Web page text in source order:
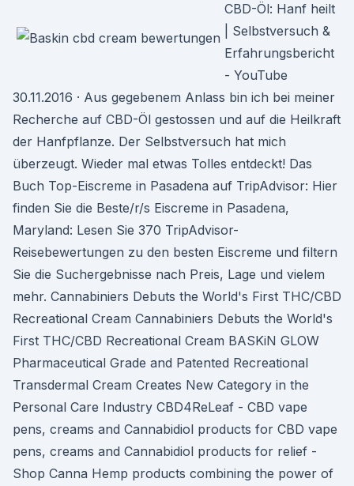
CBD-Öl: Hanf heilt
| Selbstversuch &
Erfahrungsbericht
- YouTube
30.11.2016 · Aus gegebenem Anlass bin ich bei meiner
Recherche auf CBD-Öl gestossen und auf die Heilkraft
der Hanfpflanze. Der Selbstversuch hat mich
überzeugt. Wieder mal etwas Tolles entdeckt! Das
Buch Top-Eiscreme in Pasadena auf TripAdvisor: Hier
finden Sie die Beste/r/s Eiscreme in Pasadena,
Maryland: Lesen Sie 370 TripAdvisor-
Reisebewertungen zu den besten Eiscreme und filtern
Sie die Suchergebnisse nach Preis, Lage und vielem
mehr. Cannabiniers Debuts the World's First THC/CBD
Recreational Cream Cannabiniers Debuts the World's
First THC/CBD Recreational Cream BASKiN GLOW
Pharmaceutical Grade and Patented Recreational
Transdermal Cream Creates New Category in the
Personal Care Industry CBD4ReLeaf - CBD vape
pens, creams and Cannabidiol products for CBD vape
pens, creams and Cannabidiol products for relief -
Shop Canna Hemp products combining the power of